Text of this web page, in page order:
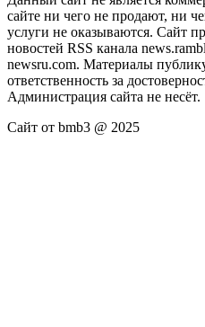
сайте ни чего не продают, ни
услуги не оказываются. Сайт
новостей RSS канала
newsru.com. Материалы
ответственность за
Администрация сайта не несёт.
Сайт от bmb3 @ 2025